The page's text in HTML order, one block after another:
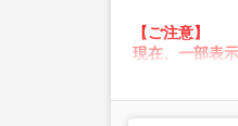
【ご注意】
現在、一部表
その場合、予
願いいたしま